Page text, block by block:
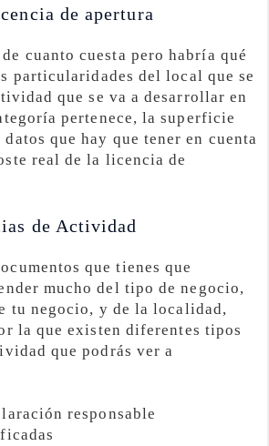
de apertura
cuanto cuesta pero habría qué
particularidades del local que se
que se va a desarrollar en
pertenece, la superficie
que hay que tener en cuenta
real de la licencia de
de Actividad
que tienes que
mucho del tipo de negocio,
tu negocio, y de la localidad,
la que existen diferentes tipos
que podrás ver a
responsable